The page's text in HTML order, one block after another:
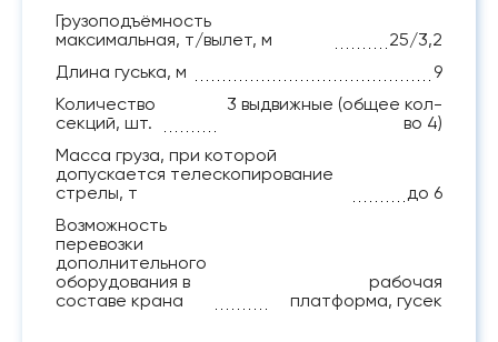
Грузоподъёмность
максимальная, т/вылет, м
25/3,2
Длина гуська, м
9
Количество
секций, шт.
3 выдвижные (общее кол-
во 4)
Масса груза, при которой
допускается телескопирование
стрелы, т
до 6
Возможность
перевозки
дополнительного
оборудования в
составе крана
рабочая
платформа, гусек